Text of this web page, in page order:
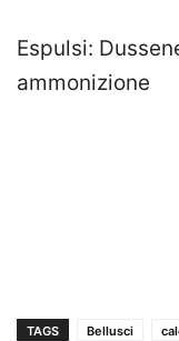
Espulsi:
ammonizione
TAGS Bellusci